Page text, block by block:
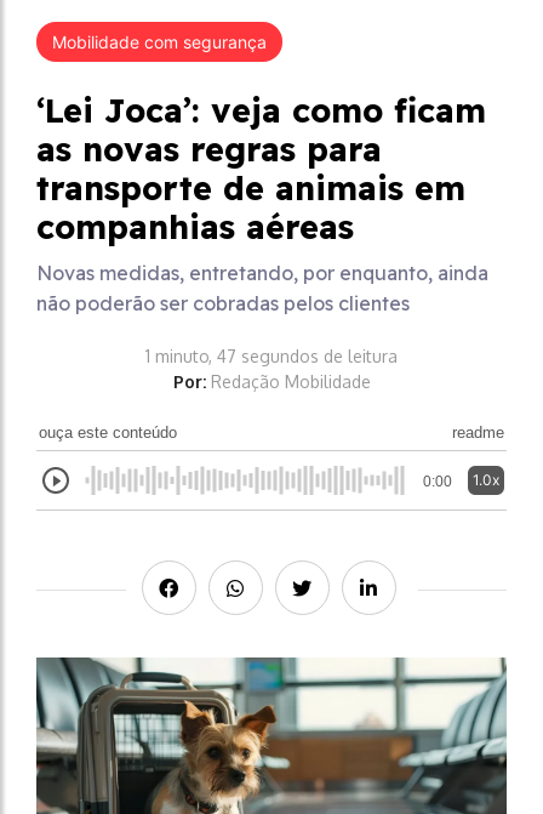
Mobilidade com segurança
‘Lei Joca’: veja como ficam
as novas regras para
transporte de animais em
companhias aéreas
Novas medidas, entretando, por enquanto, ainda
não poderão ser cobradas pelos clientes
1 minuto, 47 segundos de leitura
Por: Redação Mobilidade
ouça este conteúdo readme
0:00 1.0x